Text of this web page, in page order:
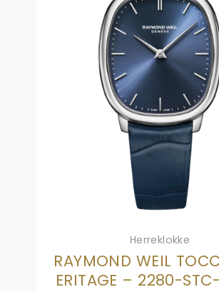
Herreklokke
RAYMOND WEIL
ERITAGE – 2280-